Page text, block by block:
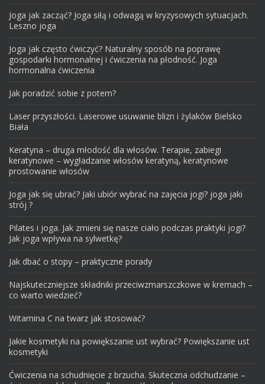
Joga jak zacząć? Joga siłą i odwagą w kryzysowych sytuacjach.
Leszno joga
Joga jak często ćwiczyć? Naturalny sposób na poprawę
gospodarki hormonalnej i ćwiczenia na płodność. Joga
hormonalna ćwiczenia
Jak poradzić sobie z potem?
Laser przyszłości. Laserowe usuwanie blizn i żylaków Bielsko
Biała
Keratyna – druga młodość dla włosów. Terapie, zabiegi
keratynowe – wygładzanie włosów keratyną, keratynowe
prostowanie włosów
Joga jak się ubrać? Jaki ubiór wybrać na zajęcia jogi? joga jaki
strój ?
Pilates i joga. Jak zmieni się nasze ciało podczas praktyki jogi?
Jak joga wpływa na sylwetkę?
Jak dbać o stopy – praktyczne porady
Najskuteczniejsze składniki przeciwzmarszczkowe w kremach –
co warto wiedzieć?
Witamina C na twarz jak stosować?
Jakie kosmetyki na powiększanie ust wybrać? Powiększanie ust
kosmetyki
Ćwiczenia na schudnięcie z brzucha. Skuteczna odchudzanie –